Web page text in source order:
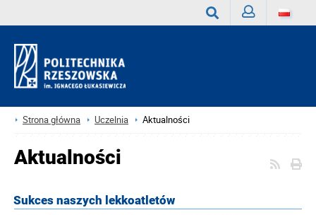
Strona główna Uczelnia Aktualności
Aktualności
Sukces naszych lekkoatletów